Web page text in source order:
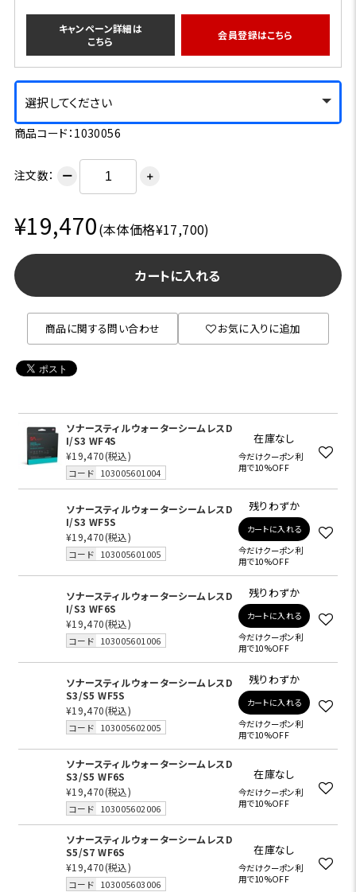
キャンペーン詳細は
こちら
会員登録はこちら
選択してください
商品コード：1030056
注文数： ー ＋
¥19,470(本体価格¥17,700)
カートに入れる
商品に関する問い合わせ お気に入りに追加
ソナースティルウォーターシームレスD
I/S3 WF4S
¥19,470(税込)
コード 103005601004
在庫なし
今だけクーポン利
用で10%OFF
ソナースティルウォーターシームレスD
I/S3 WF5S
¥19,470(税込)
コード 103005601005
残りわずか
カートに入れる
今だけクーポン利
用で10%OFF
ソナースティルウォーターシームレスD
I/S3 WF6S
¥19,470(税込)
コード 103005601006
残りわずか
カートに入れる
今だけクーポン利
用で10%OFF
ソナースティルウォーターシームレスD
S3/S5 WF5S
¥19,470(税込)
コード 103005602005
残りわずか
カートに入れる
今だけクーポン利
用で10%OFF
ソナースティルウォーターシームレスD
S3/S5 WF6S
¥19,470(税込)
コード 103005602006
在庫なし
今だけクーポン利
用で10%OFF
ソナースティルウォーターシームレスD
S5/S7 WF6S
¥19,470(税込)
コード 103005603006
在庫なし
今だけクーポン利
用で10%OFF